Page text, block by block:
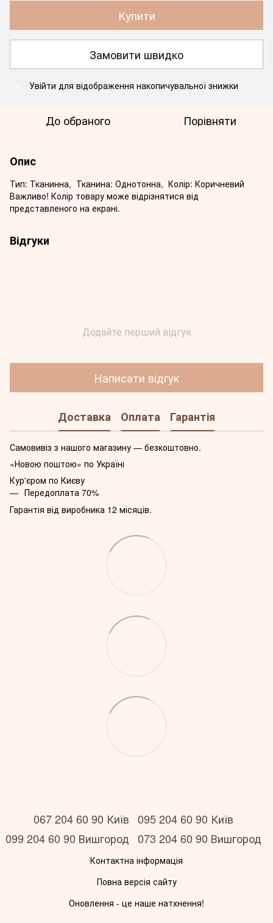
Купити
Замовити швидко
Увійти для відображення накопичувальної знижки
До обраного Порівняти
Опис
Тип: Тканинна, Тканина: Однотонна, Колір: Коричневий
Важливо! Колір товару може відрізнятися від
представленого на екрані.
Відгуки
Додайте перший відгук
Написати відгук
Доставка Оплата Гарантія
Самовивіз з нашого магазину — безкоштовно.
«Новою поштою» по Україні
Кур'єром по Києву
Передоплата 70%
Гарантія від виробника 12 місяців.
067 204 60 90 Київ 095 204 60 90 Київ
099 204 60 90 Вишгород 073 204 60 90 Вишгород
Контактна інформація
Повна версія сайту
Оновлення - це наше натхнення!